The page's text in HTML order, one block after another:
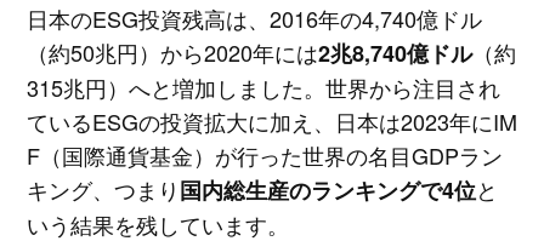
日本のESG投資残高は、2016年の4,740億ドル
（約50兆円）から2020年には2兆8,740億ドル（約
315兆円）へと増加しました。世界から注目され
ているESGの投資拡大に加え、日本は2023年にIM
F（国際通貨基金）が行った世界の名目GDPラン
キング、つまり国内総生産のランキングで4位と
いう結果を残しています。